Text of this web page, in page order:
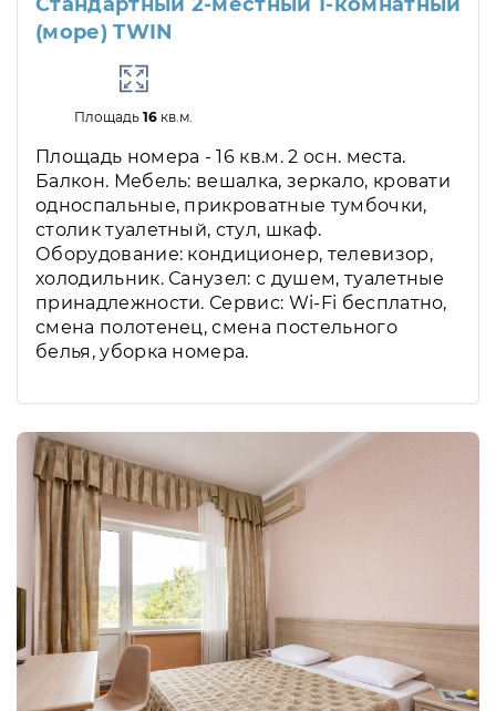
(море) TWIN
Площадь16 кв.м.
Площадь номера - 16 кв.м. 2 осн. места.
Балкон. Мебель: вешалка, зеркало, кровати
односпальные, прикроватные тумбочки,
столик туалетный, стул, шкаф.
Оборудование: кондиционер, телевизор,
холодильник. Санузел: с душем, туалетные
принадлежности. Сервис: Wi-Fi бесплатно,
смена полотенец, смена постельного
белья, уборка номера.